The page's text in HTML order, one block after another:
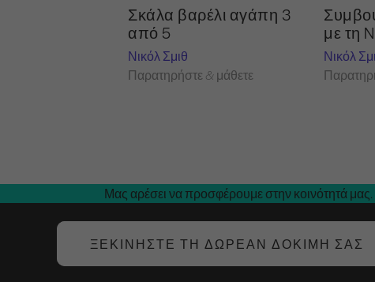
Σκάλα βαρέλι αγάπη 3
από 5
Νικόλ Σμιθ
Παρατηρήστε & μάθετε
με τη
Νικόλ
Μας αρέσει να προσφέρουμε στην κοινότητά
ΞΕΚΙΝΉΣΤΕ ΤΗ ΔΩΡΕΆΝ ΔΟΚΙΜΉ ΣΑΣ